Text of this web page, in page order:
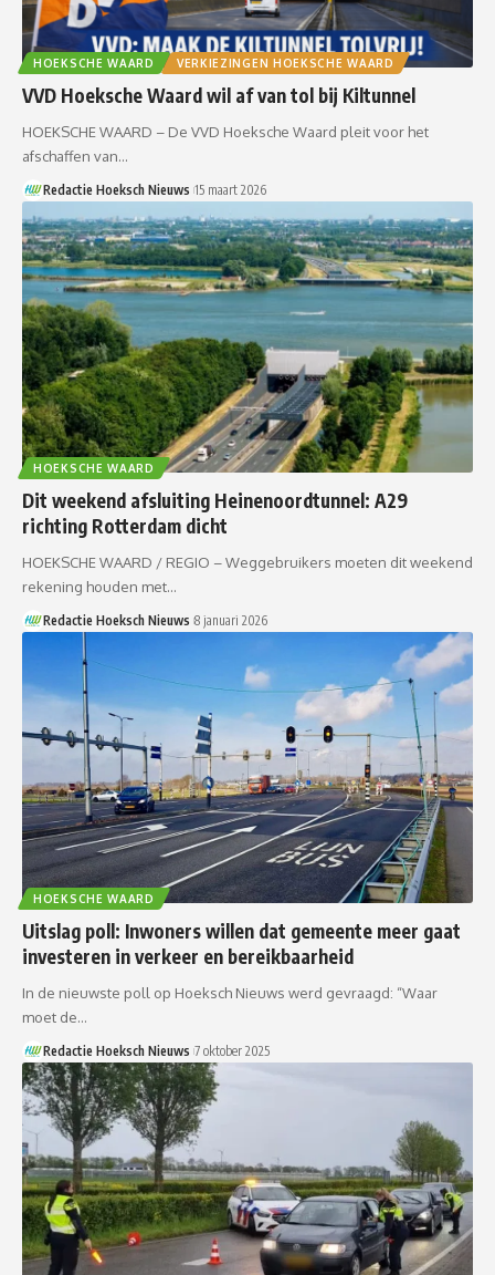
HOEKSCHE WAARD VERKIEZINGEN HOEKSCHE WAARD
VVD Hoeksche Waard wil af van tol bij Kiltunnel
HOEKSCHE WAARD – De VVD Hoeksche Waard pleit voor het
afschaffen van…
Redactie Hoeksch Nieuws 15 maart 2026
HOEKSCHE WAARD
Dit weekend afsluiting Heinenoordtunnel: A29
richting Rotterdam dicht
HOEKSCHE WAARD / REGIO – Weggebruikers moeten dit weekend
rekening houden met…
Redactie Hoeksch Nieuws 8 januari 2026
HOEKSCHE WAARD
Uitslag poll: Inwoners willen dat gemeente meer gaat
investeren in verkeer en bereikbaarheid
In de nieuwste poll op Hoeksch Nieuws werd gevraagd: “Waar
moet de…
Redactie Hoeksch Nieuws 7 oktober 2025